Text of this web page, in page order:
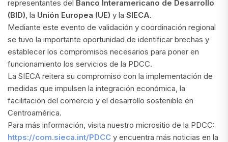
representantes del Banco Interamericano de Desarrollo
(BID) , la Unión Europea (UE) y la SIECA.
Mediante este evento de validación y coordinación regional
se tuvo la importante oportunidad de identificar brechas y
establecer los compromisos necesarios para poner en
funcionamiento los servicios de la PDCC.
La SIECA reitera su compromiso con la implementación de
medidas que impulsen la integración económica, la
facilitación del comercio y el desarrollo sostenible en
Centroamérica.
Para más información, visita nuestro micrositio de la PDCC:
https://com.sieca.int/PDCC y encuentra más noticias en la